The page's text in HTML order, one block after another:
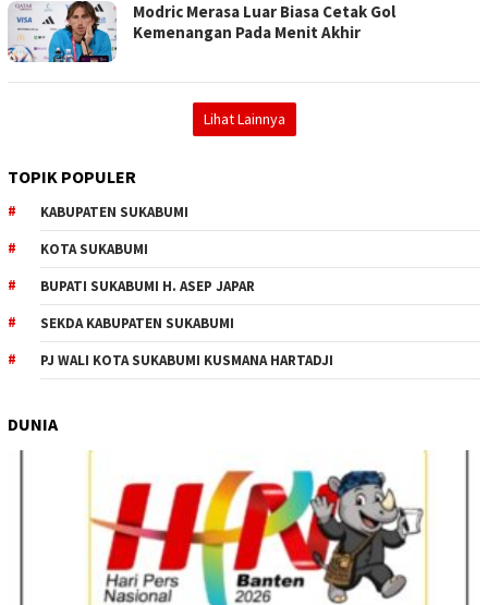
Modric Merasa Luar Biasa Cetak Gol
Kemenangan Pada Menit Akhir
Lihat Lainnya
TOPIK POPULER
KABUPATEN SUKABUMI
KOTA SUKABUMI
BUPATI SUKABUMI H. ASEP JAPAR
SEKDA KABUPATEN SUKABUMI
PJ WALI KOTA SUKABUMI KUSMANA HARTADJI
DUNIA